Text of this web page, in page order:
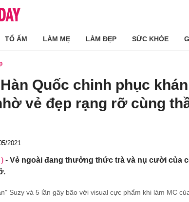
TỔ ẤM LÀM MẸ LÀM ĐẸP SỨC KHỎE
Quốc chinh phục
vẻ đẹp rạng rỡ cùng
2021
- Vẻ ngoài đang thưởng thức trà và nụ cười của
Suzy và 5 lần gây bão với visual cực phẩm khi làm MC